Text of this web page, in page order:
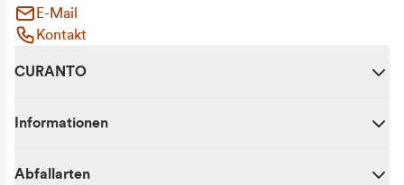
E-Mail
Kontakt
CURANTO
Informationen
Abfallarten